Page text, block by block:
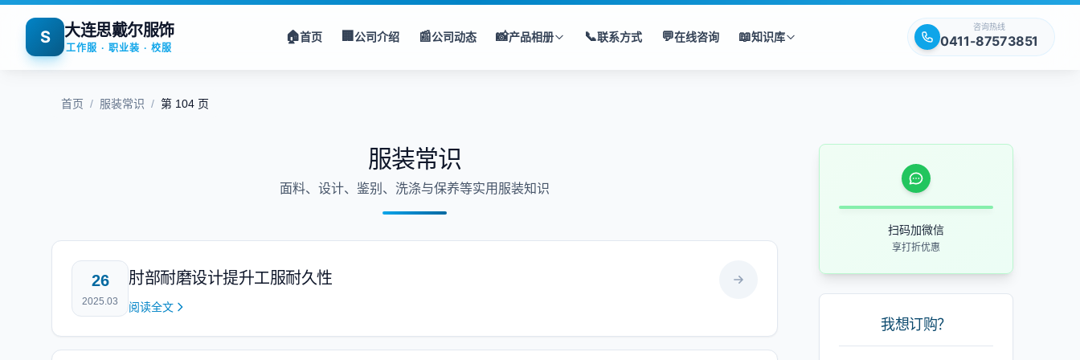
S 大连思戴尔服饰
工作服 · 职业装 · 校服
🏠首页 🏢公司介绍 📰公司动态 📸产品相册 📞联系方式 💬在线咨询 📖知识库
咨询热线
0411-87573851
首页 / 服装常识 / 第 104 页
服装常识
面料、设计、鉴别、洗涤与保养等实用服装知识
26
2025.03
肘部耐磨设计提升工服耐久性
阅读全文
扫码加微信
享打折优惠
我想订购？